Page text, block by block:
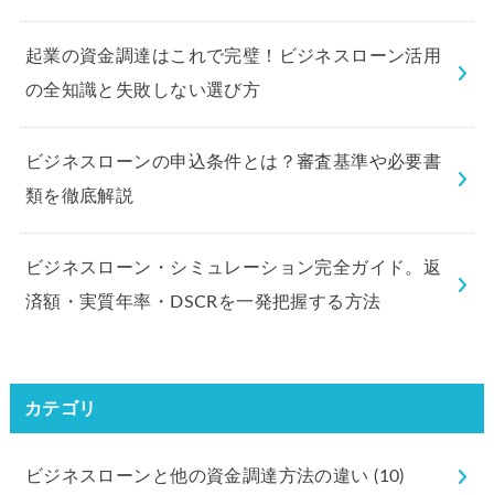
起業の資金調達はこれで完璧！ビジネスローン活用
の全知識と失敗しない選び方
ビジネスローンの申込条件とは？審査基準や必要書
類を徹底解説
ビジネスローン・シミュレーション完全ガイド。返
済額・実質年率・DSCRを一発把握する方法
カテゴリ
ビジネスローンと他の資金調達方法の違い(10)